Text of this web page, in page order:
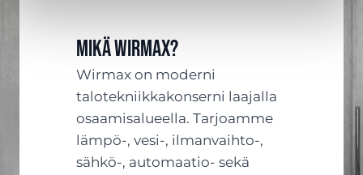
Mikä Wirmax?
Wirmax on moderni
talotekniikkakonserni laajalla
osaamisalueella. Tarjoamme
lämpö-, vesi-, ilmanvaihto-,
sähkö-, automaatio- sekä